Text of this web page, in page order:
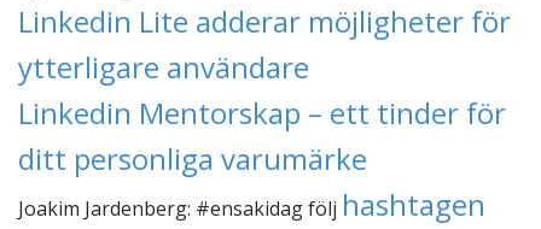
Linkedin Lite adderar möjligheter för
ytterligare användare
Linkedin Mentorskap – ett tinder för
ditt personliga varumärke
Joakim Jardenberg: #ensakidag följ hashtagen